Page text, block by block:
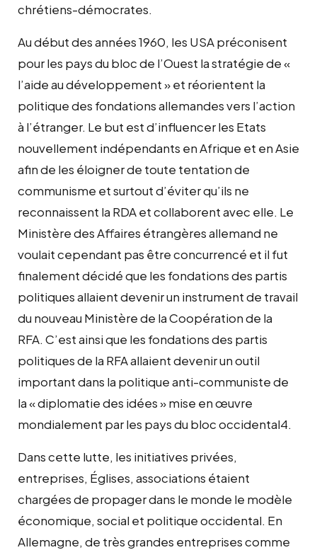
chrétiens-démocrates.
Au début des années 1960, les USA préconisent
pour les pays du bloc de l’Ouest la stratégie de «
l’aide au développement » et réorientent la
politique des fondations allemandes vers l’action
à l’étranger. Le but est d’influencer les Etats
nouvellement indépendants en Afrique et en Asie
afin de les éloigner de toute tentation de
communisme et surtout d’éviter qu’ils ne
reconnaissent la RDA et collaborent avec elle. Le
Ministère des Affaires étrangères allemand ne
voulait cependant pas être concurrencé et il fut
finalement décidé que les fondations des partis
politiques allaient devenir un instrument de travail
du nouveau Ministère de la Coopération de la
RFA. C’est ainsi que les fondations des partis
politiques de la RFA allaient devenir un outil
important dans la politique anti-communiste de
la « diplomatie des idées » mise en œuvre
mondialement par les pays du bloc occidental4.
Dans cette lutte, les initiatives privées,
entreprises, Églises, associations étaient
chargées de propager dans le monde le modèle
économique, social et politique occidental. En
Allemagne, de très grandes entreprises comme